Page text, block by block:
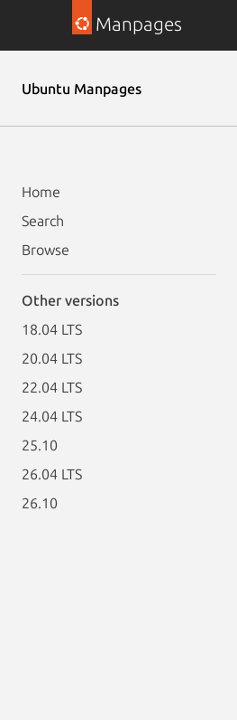
Manpages
Ubuntu Manpages
Home
Search
Browse
Other versions
18.04 LTS
20.04 LTS
22.04 LTS
24.04 LTS
25.10
26.04 LTS
26.10